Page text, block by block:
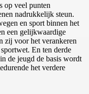
op veel punten
nadrukkelijk steun.
en sport binnen het
een gelijkwaardige
zij voor het verankeren
En ten derde
de jeugd de basis wordt
het verdere